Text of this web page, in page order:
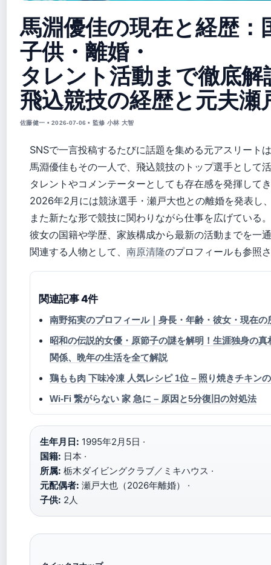
馬淵優佳の現在と経歴：
子供・離婚・
タレント活動まで徹底解
飛込競技の経歴と元夫瀬
佐藤健一 • 2026-07-06 • 監修 小林 大智
SNSで一言投稿するたびに話題を集める元アスリート
馬淵優佳もその一人で、飛込競技のトップ選手として
タレントやコメンテーターとしても存在感を発揮して
2026年2月には競泳選手・瀬戸大也との離婚を発表し
また新たな形で競技に関わりながら仕事を広げている
彼女の国籍や学歴、家族構成から最新の活動までを一
関連する人物として、 南原清隆のプロフィールも参照
関連記事 4件
南野拓実のプロフィール｜身長・年齢・彼女・現在の
昭和の伝説的女優・原節子の謎を解明！生涯独身の
関係、晩年の生活を全て解説
鶏もも肉 下味冷凍 人気レシピ 1位 – 照り焼きチキン
Wi-Fi 繋がらない 家 急に – 原因と5分復旧の対処法
生年月日: 1995年2月5日 ·
国籍: 日本 ·
所属: 栃木ダイビングクラブ／ミキハウス ·
元配偶者: 瀬戸大也（2026年離婚） ·
子供: 2人